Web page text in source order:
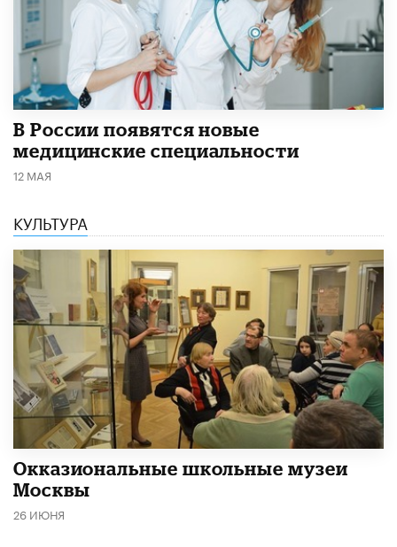
В России появятся новые
медицинские специальности
12 МАЯ
КУЛЬТУРА
​Окказиональные школьные музеи
Москвы
26 ИЮНЯ